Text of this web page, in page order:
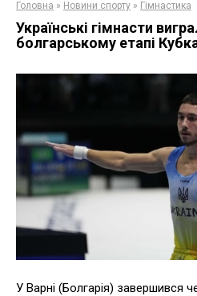
Головна » Новини спорту » Гімнастика
Українські гімнасти
болгарському етапі
У Варні (Болгарія) завершився